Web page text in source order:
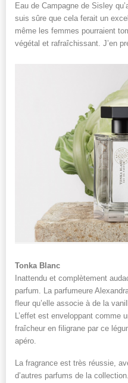
Eau de Campagne de Sisley
suis sûre que cela ferait un
même les femmes pourraient
végétal et rafraîchissant. J’en
Tonka Blanc
Inattendu et complètement
parfum. La parfumeure
fleur qu’elle associe à de la
L’effet est enveloppant comme
fraîcheur en filigrane par ce
apéro.
La fragrance est très réussie,
d’autres parfums de la